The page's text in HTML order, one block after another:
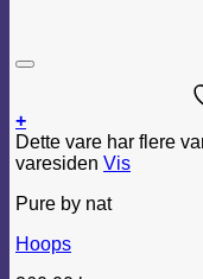
+
Dette vare har flere
varesiden Vis
Pure by nat
Hoops